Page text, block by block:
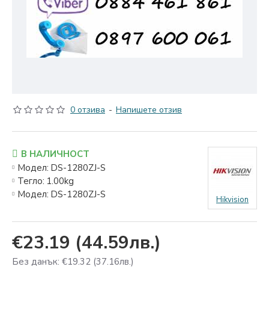
0 отзива - Напишете отзив
€23.19 (44.59лв.)
Без данък: €19.32 (37.16лв.)
В НАЛИЧНОСТ
Модел: DS-1280ZJ-S
Тегло: 1.00kg
Модел: DS-1280ZJ-S Hikvision